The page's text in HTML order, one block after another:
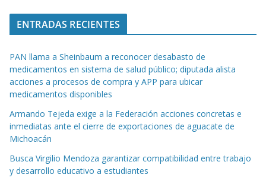
ENTRADAS RECIENTES
PAN llama a Sheinbaum a reconocer desabasto de
medicamentos en sistema de salud público; diputada alista
acciones a procesos de compra y APP para ubicar
medicamentos disponibles
Armando Tejeda exige a la Federación acciones concretas e
inmediatas ante el cierre de exportaciones de aguacate de
Michoacán
Busca Virgilio Mendoza garantizar compatibilidad entre trabajo
y desarrollo educativo a estudiantes